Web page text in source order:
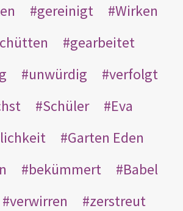
gereinigt
Wirken
gearbeitet
unwürdig
verfolgt
Schüler
Eva
Garten Eden
bekümmert
Babel
verwirren
zerstreut